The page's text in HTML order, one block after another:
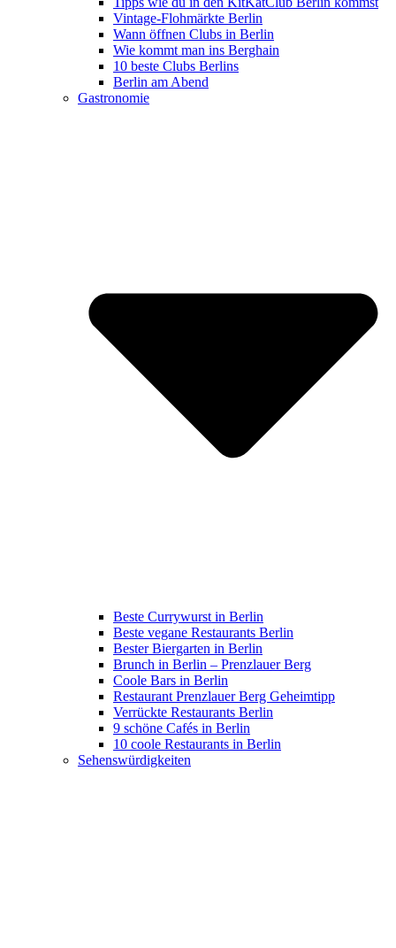
Vintage-Flohmärkte Berlin
Wann öffnen Clubs in Berlin
Wie kommt man ins Berghain
10 beste Clubs Berlins
Berlin am Abend
Gastronomie
Beste Currywurst in Berlin
Beste vegane Restaurants Berlin
Bester Biergarten in Berlin
Brunch in Berlin – Prenzlauer Berg
Coole Bars in Berlin
Restaurant Prenzlauer Berg Geheimtipp
Verrückte Restaurants Berlin
9 schöne Cafés in Berlin
10 coole Restaurants in Berlin
Sehenswürdigkeiten